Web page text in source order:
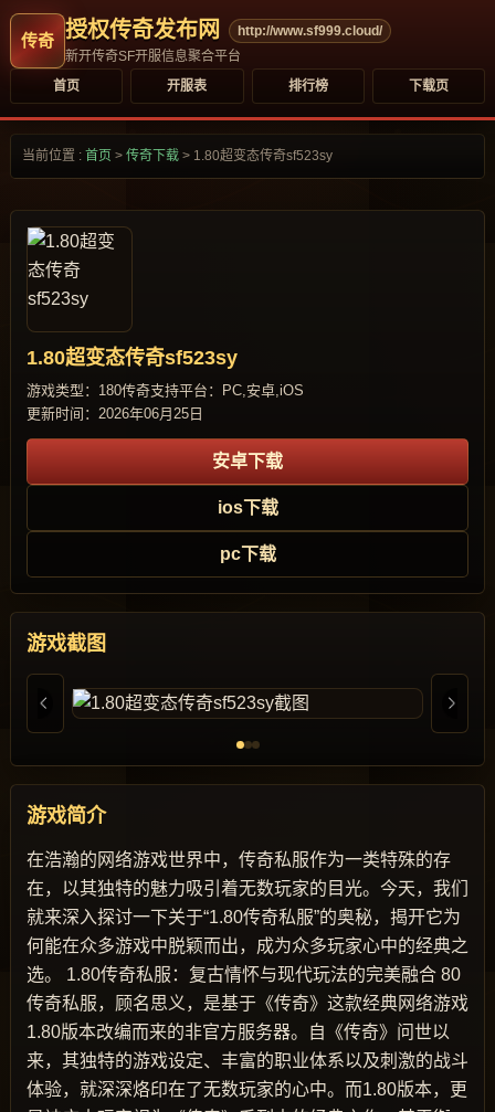
授权传奇发布网
http://www.sf999.cloud/
新开传奇SF开服信息聚合平台
首页
开服表 排行榜 下载页
当前位置 : 首页 > 传奇下载 > 1.80超变态传奇sf523sy
1.80超变态传奇sf523sy
游戏类型：180传奇支持平台：PC,安卓,iOS
更新时间：2026年06月25日
安卓下载
ios下载
pc下载
游戏截图
游戏简介
在浩瀚的网络游戏世界中，传奇私服作为一类特殊的存
在，以其独特的魅力吸引着无数玩家的目光。今天，我们
就来深入探讨一下关于“1.80传奇私服”的奥秘，揭开它为
何能在众多游戏中脱颖而出，成为众多玩家心中的经典之
选。 1.80传奇私服：复古情怀与现代玩法的完美融合 80
传奇私服，顾名思义，是基于《传奇》这款经典网络游戏
1.80版本改编而来的非官方服务器。自《传奇》问世以
来，其独特的游戏设定、丰富的职业体系以及刺激的战斗
体验，就深深烙印在了无数玩家的心中。而1.80版本，更